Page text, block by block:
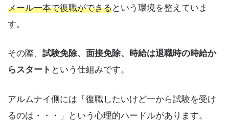
メール一本で復職ができるという環境を整えていま
す。
その際、 試験免除、面接免除、時給は退職時の時給か
らスタート という仕組みです。
アルムナイ側には「復職したいけど一から試験を受け
るのは・・・」という心理的ハードルがあります。